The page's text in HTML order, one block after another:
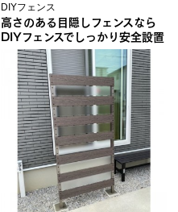
DIYフェンス
高さのある目隠しフェンスなら
DIYフェンスでしっかり安全設置